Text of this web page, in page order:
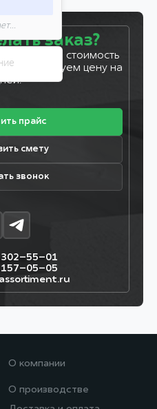
заказ?
рассчитаем стоимость
Фиксируем цену на
прайс
смету
звонок
302–55–01
157–05–05
О компании
О производстве